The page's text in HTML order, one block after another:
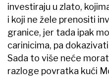
investiraju u zlato,
i koji ne žele prenositi
granice, jer tada ipak
carinicima, pa
Sada to više neće
razloge povratka kući